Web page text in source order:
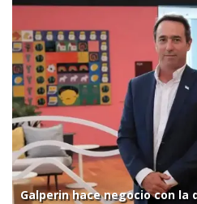
Galperin hace negocio con la